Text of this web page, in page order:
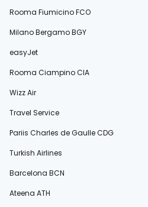
Rooma Fiumicino FCO
Milano Bergamo BGY
easyJet
Rooma Ciampino CIA
Wizz Air
Travel Service
Pariis Charles de Gaulle CDG
Turkish Airlines
Barcelona BCN
Ateena ATH